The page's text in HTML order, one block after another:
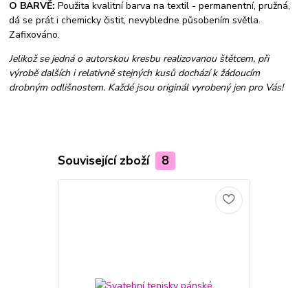
O BARVĚ: Použita kvalitní barva na textil - permanentní, pružná,
dá se prát i chemicky čistit, nevybledne působením světla.
Zafixováno.
Jelikož se jedná o autorskou kresbu realizovanou štětcem, při
výrobě dalších i relativně stejných kusů dochází k žádoucím
drobným odlišnostem. Každé jsou originál vyrobený jen pro Vás!
Související zboží 8